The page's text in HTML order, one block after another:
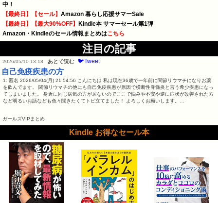
中！
【最終日】【セール】 Amazon 暮らし応援サマーSale
【最終日】【最大90%OFF】
Kindle本 サマーセール第1弾
Amazon・Kindleのセール情報まとめはこちら
注目の記事
2026/05/10 13:18 あとで読む 🐦Tweet
自己免疫疾患の方
1: 匿名 2026/05/04(月) 21:54:56 こんにちは 私は現在36歳で一年前に関節リウマチになりお薬
を飲んでます。 関節リウマチの他にも自己免疫疾患が原因で横断性脊髄炎と言う希少疾患になっ
てしまいました。 身近に同じ病気の方が居ないのでここで悩みや不安や逆に症状が改善された方
など明るいお話なども色々聞きたくてトピ立てました！ よろしくお願いします。…
ガールズVIPまとめ
Kindle お得なセール本